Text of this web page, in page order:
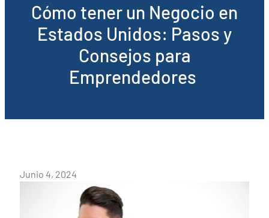
Cómo tener un Negocio en
Estados Unidos: Pasos y
Consejos para
Emprendedores
Junio 4, 2024